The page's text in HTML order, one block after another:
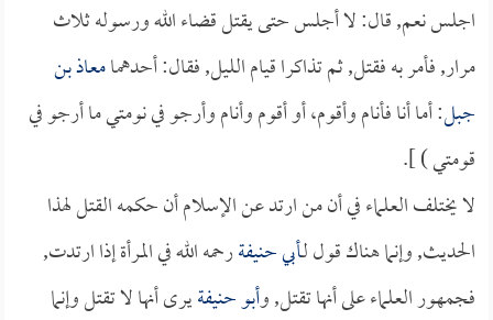
اجلس نعم, قال: لا أجلس حتى يقتل قضاء الله ورسوله ثلاث
مرار, فأمر به فقتل, ثم تذاكرا قيام الليل, فقال: أحدهمامعاذ بن
جبل: أما أنا فأنام وأقوم، أو أقوم وأنام وأرجو في نومتي ما أرجو في
قومتي ) ].
لا يختلف العلماء في أن من ارتد عن الإسلام أن حكمه القتل لهذا
الحديث, وإنما هناك قول لـأبي حنيفةرحمه الله في المرأة إذا ارتدت,
فجمهور العلماء على أنها تقتل, وأبو حنيفةيرى أنها لا تقتل وإنما